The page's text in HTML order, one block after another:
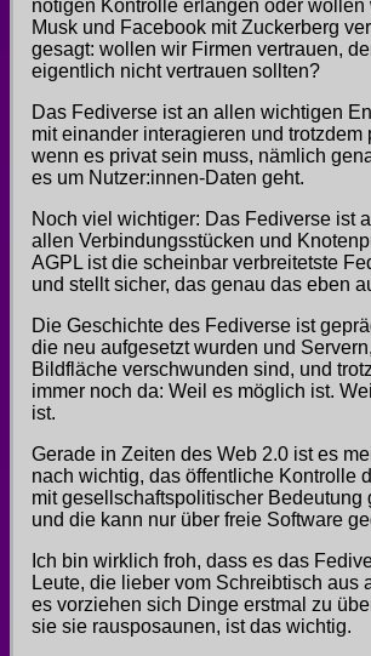
nötigen Kontrolle erlangen oder wollen
Musk und Facebook mit Zuckerberg
gesagt: wollen wir Firmen vertrauen,
eigentlich nicht vertrauen sollten?
Das Fediverse ist an allen wichtigen
mit einander interagieren und trotzdem
wenn es privat sein muss, nämlich
es um Nutzer:innen-Daten geht.
Noch viel wichtiger: Das Fediverse ist
allen Verbindungsstücken und
AGPL ist die scheinbar verbreitetste
und stellt sicher, das genau das eben
Die Geschichte des Fediverse ist
die neu aufgesetzt wurden und
Bildfläche verschwunden sind, und
immer noch da: Weil es möglich ist.
ist.
Gerade in Zeiten des Web 2.0 ist es
nach wichtig, das öffentliche Kontrolle
mit gesellschaftspolitischer Bedeutung
und die kann nur über freie Software
Ich bin wirklich froh, dass es das
Leute, die lieber vom Schreibtisch aus
es vorziehen sich Dinge erstmal zu
sie sie rausposaunen, ist das wichtig.